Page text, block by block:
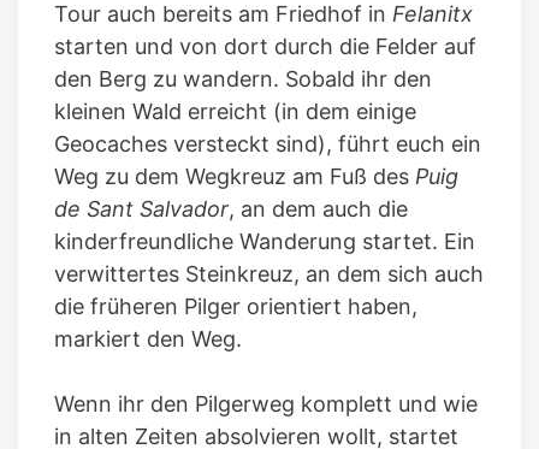
Tour auch bereits am Friedhof in Felanitx
starten und von dort durch die Felder auf
den Berg zu wandern. Sobald ihr den
kleinen Wald erreicht (in dem einige
Geocaches versteckt sind), führt euch ein
Weg zu dem Wegkreuz am Fuß des Puig
de Sant Salvador, an dem auch die
kinderfreundliche Wanderung startet. Ein
verwittertes Steinkreuz, an dem sich auch
die früheren Pilger orientiert haben,
markiert den Weg.
Wenn ihr den Pilgerweg komplett und wie
in alten Zeiten absolvieren wollt, startet